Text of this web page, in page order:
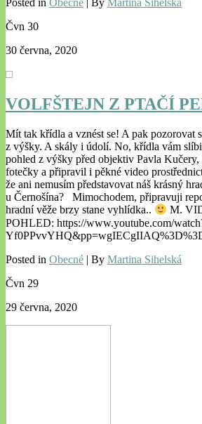
Posted in Obecné | By Martina Sihelská
Čvn 30
30 června, 2020
VOLFŠTEJN Z PTAČÍ
Mít tak křídla a vznést se! A pak pozorovat
z výšky. A skály i údolí. No, křídla vám
pohled z výšky před objektiv Pavla
fotečky a připravil i pěkné video
že ani nemusím představovat náš krásný
u Černošína? Mimochodem, připravuji
hradní věže brzy stane vyhlídka..
M.
POHLED: https://www.youtube.com/
Posted in Obecné | By Martina Sihelská
Čvn 29
29 června, 2020